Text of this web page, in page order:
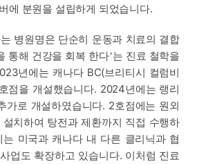
에 분원을 설립하게 되었습니다.
병원명은 단순히 운동과 치료의 결합
통해 건강을 회복 한다’는 진료 철학을
년에는 캐나다 BC(브리티시 컬럼비
점을 개설했습니다. 2024년에는 랭리
가로 개설하였습니다. 2호점에는 원외
치하여 탕전과 제환까지 직접 수행하
는 미국과 캐나다 내 다른 클리닉과 협
업도 확장하고 있습니다. 이처럼 진료